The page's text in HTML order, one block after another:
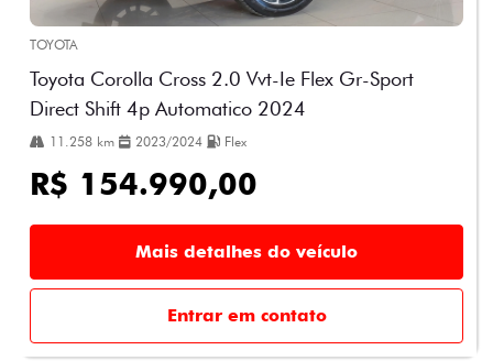
TOYOTA
Toyota Corolla Cross 2.0 Vvt-Ie Flex Gr-Sport
Direct Shift 4p Automatico 2024
11.258 km 2023/2024 Flex
R$ 154.990,00
Mais detalhes do veículo
Entrar em contato